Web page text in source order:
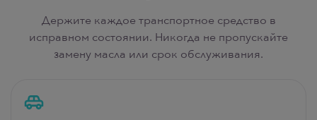
Держите каждое транспортное средство в
исправном состоянии. Никогда не пропускайте
замену масла или срок обслуживания.